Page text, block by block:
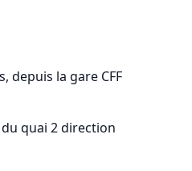
depuis la gare CFF
quai 2 direction